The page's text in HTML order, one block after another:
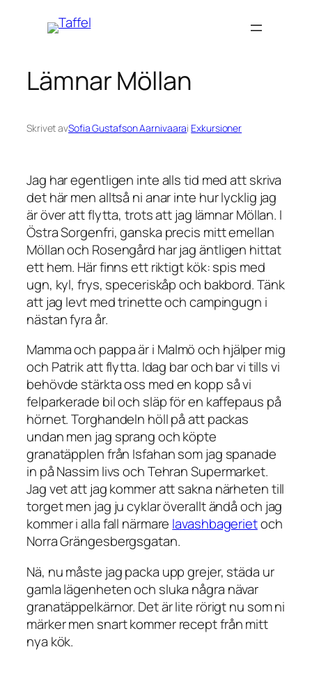
Lämnar Möllan
Skrivet avSofia Gustafson Aarnivaarai Exkursioner
Jag har egentligen inte alls tid med att skriva
det här men alltså ni anar inte hur lycklig jag
är över att flytta, trots att jag lämnar Möllan. I
Östra Sorgenfri, ganska precis mitt emellan
Möllan och Rosengård har jag äntligen hittat
ett hem. Här finns ett riktigt kök: spis med
ugn, kyl, frys, speceriskåp och bakbord. Tänk
att jag levt med trinette och campingugn i
nästan fyra år.
Mamma och pappa är i Malmö och hjälper mig
och Patrik att flytta. Idag bar och bar vi tills vi
behövde stärkta oss med en kopp så vi
felparkerade bil och släp för en kaffepaus på
hörnet. Torghandeln höll på att packas
undan men jag sprang och köpte
granatäpplen från Isfahan som jag spanade
in på Nassim livs och Tehran Supermarket.
Jag vet att jag kommer att sakna närheten till
torget men jag ju cyklar överallt ändå och jag
kommer i alla fall närmare lavashbagerietoch
Norra Grängesbergsgatan.
Nä, nu måste jag packa upp grejer, städa ur
gamla lägenheten och sluka några nävar
granatäppelkärnor. Det är lite rörigt nu som ni
märker men snart kommer recept från mitt
nya kök.